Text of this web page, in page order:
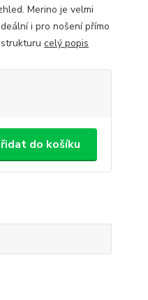
Merino je velmi
i pro nošení přímo
celý popis
do košíku